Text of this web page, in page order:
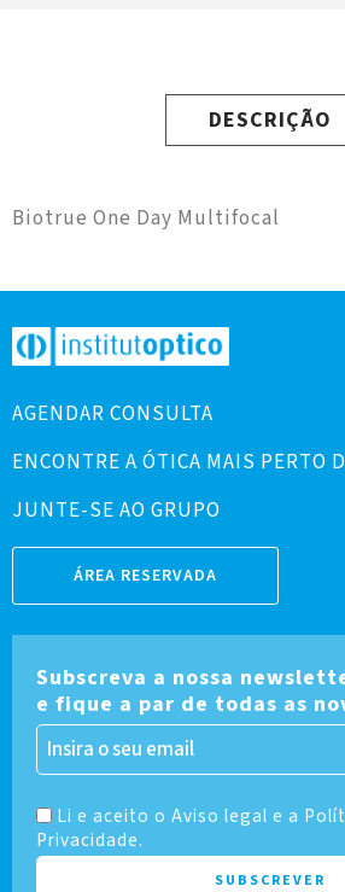
DESCRIÇÃO
Biotrue One Day Multifocal
AGENDAR CONSULTA
ENCONTRE A ÓTICA MAIS PERTO
JUNTE-SE AO GRUPO
ÁREA RESERVADA
Subscreva a nossa
e fique a par de todas as
Li e aceito o Aviso legal e a
Privacidade.